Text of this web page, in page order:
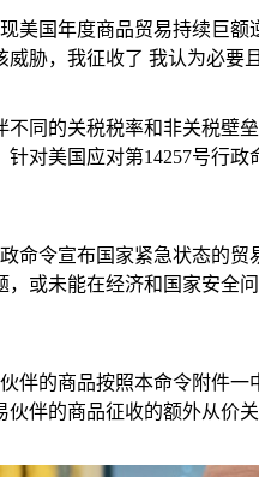
美国年度商品贸易持续巨
胁，我征收了 我认为必要
同的关税税率和非关税壁
对美国应对第14257号行政
命令宣布国家紧急状态的贸
或未能在经济和国家安全
伴的商品按照本命令附件一
伴的商品征收的额外从价关